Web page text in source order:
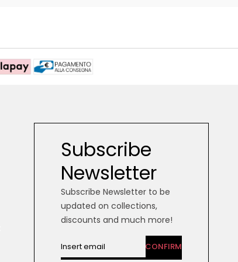
Subscribe
Newsletter
Subscribe Newsletter to be
updated on collections,
discounts and much more!
CONFIRM